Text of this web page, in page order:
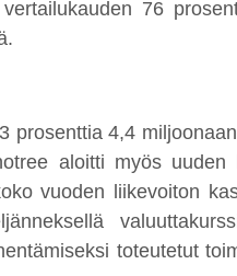
76
prosenttia 4,4
aloitti myös uuden
vuoden liikevoiton
toteutetut